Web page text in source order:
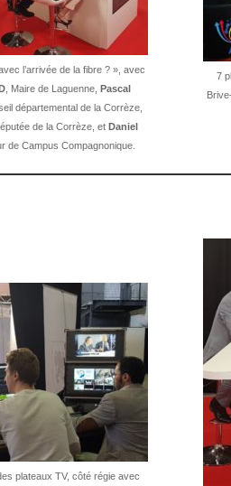
l’arrivée de la fibre ? », avec
, Maire de Laguenne, Pascal
départemental de la Corrèze,
de la Corrèze, et Daniel
de Campus Compagnonique.
7
plateaux TV, côté régie avec